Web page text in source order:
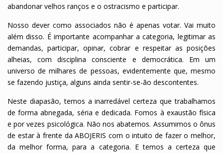
abandonar velhos ranços e o ostracismo e participar.
Nosso dever como associados não é apenas votar. Vai muito
além disso. É importante acompanhar a categoria, legitimar as
demandas, participar, opinar, cobrar e respeitar as posições
alheias, com disciplina consciente e democrática. Em um
universo de milhares de pessoas, evidentemente que, mesmo
se fazendo justiça, alguns ainda sentir-se-ão descontentes.
Neste diapasão, temos a inarredável certeza que trabalhamos
de forma abnegada, séria e dedicada. Fomos à exaustão física
e por vezes psicológica. Não nos abatemos. Assumimos o ônus
de estar à frente da ABOJERIS com o intuito de fazer o melhor,
da melhor forma, para a categoria. E temos a certeza que